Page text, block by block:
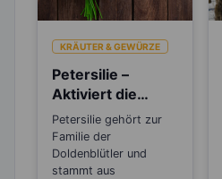
KRÄUTER & GEWÜRZE
Petersilie –
Aktiviert die
Entgiftungsarbeit
von Niere und
Blase
Petersilie gehört zur
Familie der
Doldenblütler und
stammt aus